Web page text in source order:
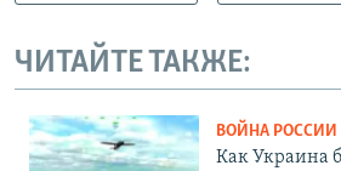
ЧИТАЙТЕ ТАКЖЕ:
ВОЙНА
Как Украина